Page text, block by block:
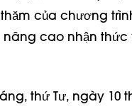
của chương
nâng cao nhận
thứ Tư, ngày 10